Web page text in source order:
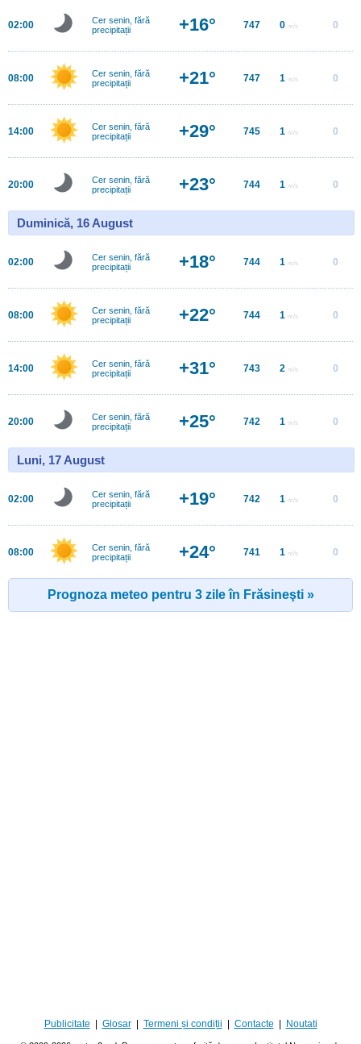
02:00
Cer senin, fără
precipitații
+16° 747 0 m/s 0
08:00
Cer senin, fără
precipitații
+21° 747 1 m/s 0
14:00
Cer senin, fără
precipitații
+29° 745 1 m/s 0
20:00
Cer senin, fără
precipitații
+23° 744 1 m/s 0
Duminică, 16 August
02:00
Cer senin, fără
precipitații
+18° 744 1 m/s 0
08:00
Cer senin, fără
precipitații
+22° 744 1 m/s 0
14:00
Cer senin, fără
precipitații
+31° 743 2 m/s 0
20:00
Cer senin, fără
precipitații
+25° 742 1 m/s 0
Luni, 17 August
02:00
Cer senin, fără
precipitații
+19° 742 1 m/s 0
08:00
Cer senin, fără
precipitații
+24° 741 1 m/s 0
Prognoza meteo pentru 3 zile în Frăsineşti »
Publicitate Glosar| Termeni și condiții Contacte Noutati